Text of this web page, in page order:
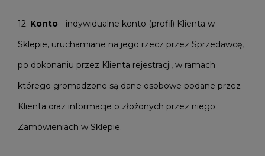
12. Konto - indywidualne konto (profil) Klienta w
Sklepie, uruchamiane na jego rzecz przez Sprzedawcę,
po dokonaniu przez Klienta rejestracji, w ramach
którego gromadzone są dane osobowe podane przez
Klienta oraz informacje o złożonych przez niego
Zamówieniach w Sklepie.